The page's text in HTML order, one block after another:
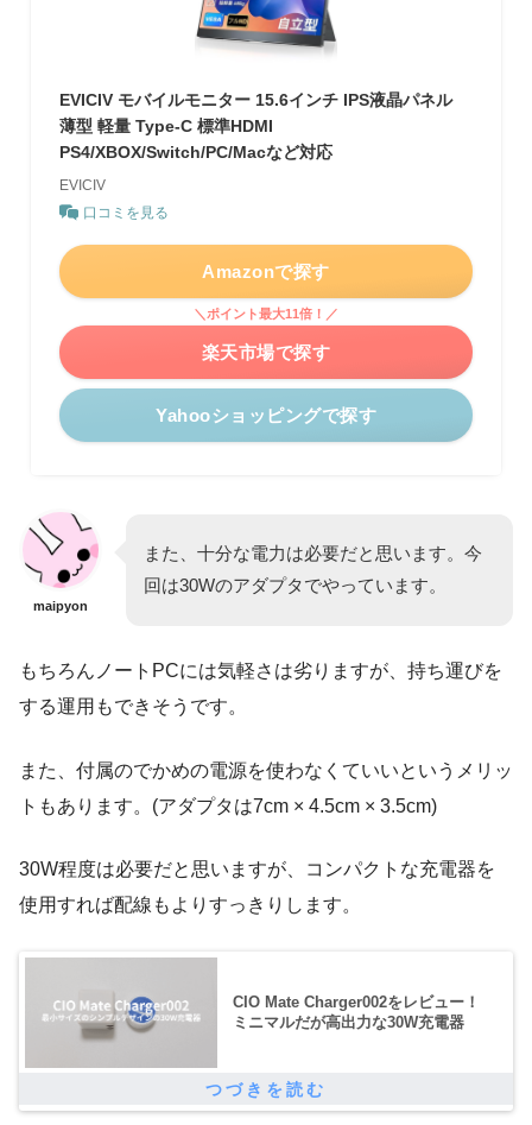
EVICIV モバイルモニター 15.6インチ IPS液晶パネル
薄型 軽量 Type-C 標準HDMI
PS4/XBOX/Switch/PC/Macなど対応
EVICIV
口コミを見る
Amazonで探す
＼ポイント最大11倍！／
楽天市場で探す
Yahooショッピングで探す
maipyon
また、十分な電力は必要だと思います。今
回は30Wのアダプタでやっています。
もちろんノートPCには気軽さは劣りますが、持ち運びを
する運用もできそうです。
また、付属のでかめの電源を使わなくていいというメリッ
トもあります。(アダプタは7cm × 4.5cm × 3.5cm)
30W程度は必要だと思いますが、コンパクトな充電器を
使用すれば配線もよりすっきりします。
CIO Mate Charger002をレビュー！
ミニマルだが高出力な30W充電器